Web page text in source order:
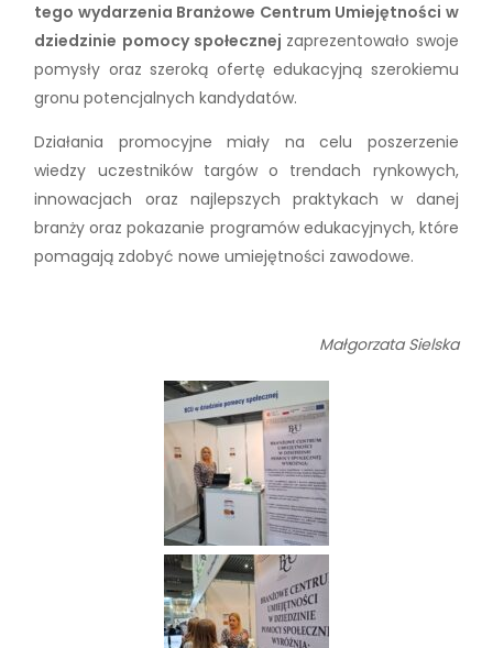
tego wydarzenia Branżowe Centrum Umiejętności w
dziedzinie pomocy społecznej zaprezentowało swoje
pomysły oraz szeroką ofertę edukacyjną szerokiemu
gronu potencjalnych kandydatów.
Działania promocyjne miały na celu poszerzenie
wiedzy uczestników targów o trendach rynkowych,
innowacjach oraz najlepszych praktykach w danej
branży oraz pokazanie programów edukacyjnych, które
pomagają zdobyć nowe umiejętności zawodowe.
Małgorzata Sielska